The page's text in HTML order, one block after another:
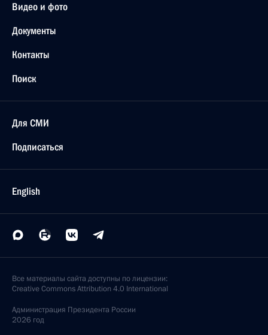
Видео и фото
Документы
Контакты
Поиск
Для СМИ
Подписаться
English
Все материалы сайта доступны по лицензии:
Creative Commons Attribution 4.0 International
Администрация Президента России
2026 год